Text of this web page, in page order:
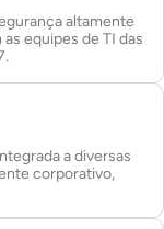
altamente
equipes de TI das
a diversas
corporativo,